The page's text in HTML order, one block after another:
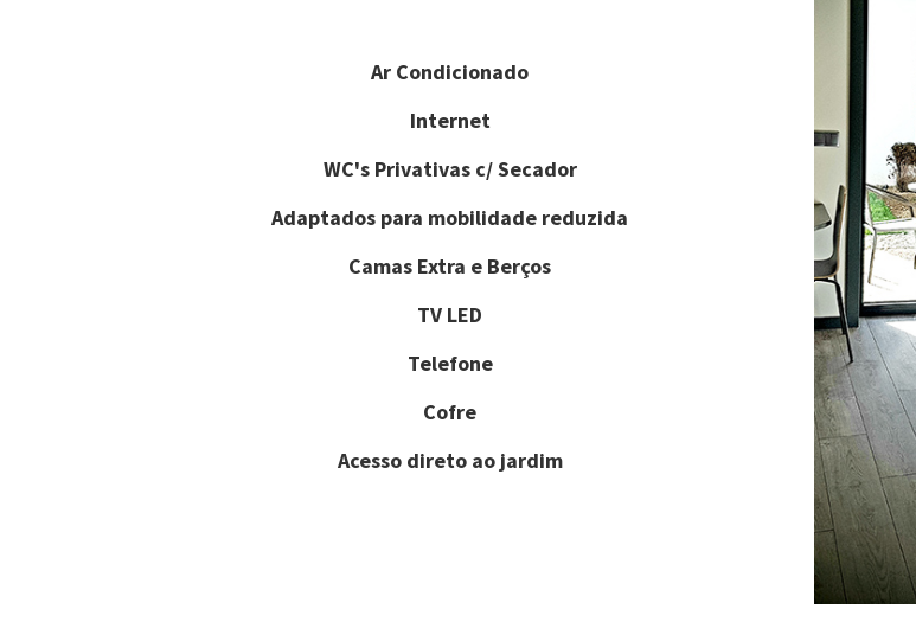
Ar Condicionado
Internet
WC's Privativas c/ Secador
Adaptados para mobilidade reduzida
Camas Extra e Berços
TV LED
Telefone
Cofre
Acesso direto ao jardim